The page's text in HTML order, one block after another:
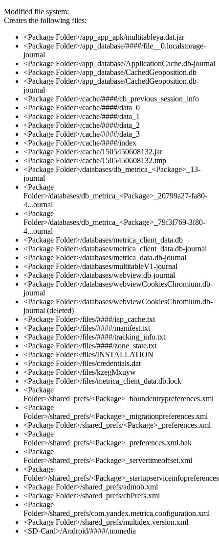
Modified file system:
Creates the following files:
<Package Folder>/app_app_apk/multitableya.dat.jar
<Package Folder>/app_database/####/file__0.localstorage-
journal
<Package Folder>/app_database/ApplicationCache.db-journal
<Package Folder>/app_database/CachedGeoposition.db
<Package Folder>/app_database/CachedGeoposition.db-
journal
<Package Folder>/cache/####/cb_previous_session_info
<Package Folder>/cache/####/data_0
<Package Folder>/cache/####/data_1
<Package Folder>/cache/####/data_2
<Package Folder>/cache/####/data_3
<Package Folder>/cache/####/index
<Package Folder>/cache/1505450608132.jar
<Package Folder>/cache/1505450608132.tmp
<Package Folder>/databases/db_metrica_<Package>_13-
journal
<Package
Folder>/databases/db_metrica_<Package>_20799a27-fa80-
4...ournal
<Package
Folder>/databases/db_metrica_<Package>_79f3f769-3f80-
4...ournal
<Package Folder>/databases/metrica_client_data.db
<Package Folder>/databases/metrica_client_data.db-journal
<Package Folder>/databases/metrica_data.db-journal
<Package Folder>/databases/multitableV1-journal
<Package Folder>/databases/webview.db-journal
<Package Folder>/databases/webviewCookiesChromium.db-
journal
<Package Folder>/databases/webviewCookiesChromium.db-
journal (deleted)
<Package Folder>/files/####/iap_cache.txt
<Package Folder>/files/####/manifest.txt
<Package Folder>/files/####/tracking_info.txt
<Package Folder>/files/####/zone_state.txt
<Package Folder>/files/INSTALLATION
<Package Folder>/files/credentials.dat
<Package Folder>/files/kzegMxuyw
<Package Folder>/files/metrica_client_data.db.lock
<Package
Folder>/shared_prefs/<Package>_boundentrypreferences.xml
<Package
Folder>/shared_prefs/<Package>_migrationpreferences.xml
<Package Folder>/shared_prefs/<Package>_preferences.xml
<Package
Folder>/shared_prefs/<Package>_preferences.xml.bak
<Package
Folder>/shared_prefs/<Package>_servertimeoffset.xml
<Package
Folder>/shared_prefs/
<Package Folder>/shared_prefs/admob.xml
<Package Folder>/shared_prefs/cbPrefs.xml
<Package
Folder>/shared_prefs/com.yandex.metrica.configuration.xml
<Package Folder>/shared_prefs/multidex.version.xml
<SD-Card>/Android/####/.nomedia